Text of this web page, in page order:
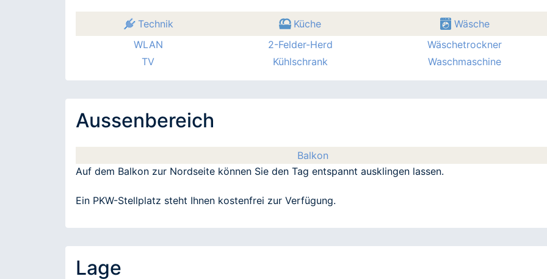
Technik
WLAN
TV
Küche
2-Felder-Herd
Kühlschrank
Wäsche
Wäschetrockner
Waschmaschine
Aussenbereich
Balkon
Auf dem Balkon zur Nordseite können Sie den Tag entspannt ausklingen lassen.
Ein PKW-Stellplatz steht Ihnen kostenfrei zur Verfügung.
Lage